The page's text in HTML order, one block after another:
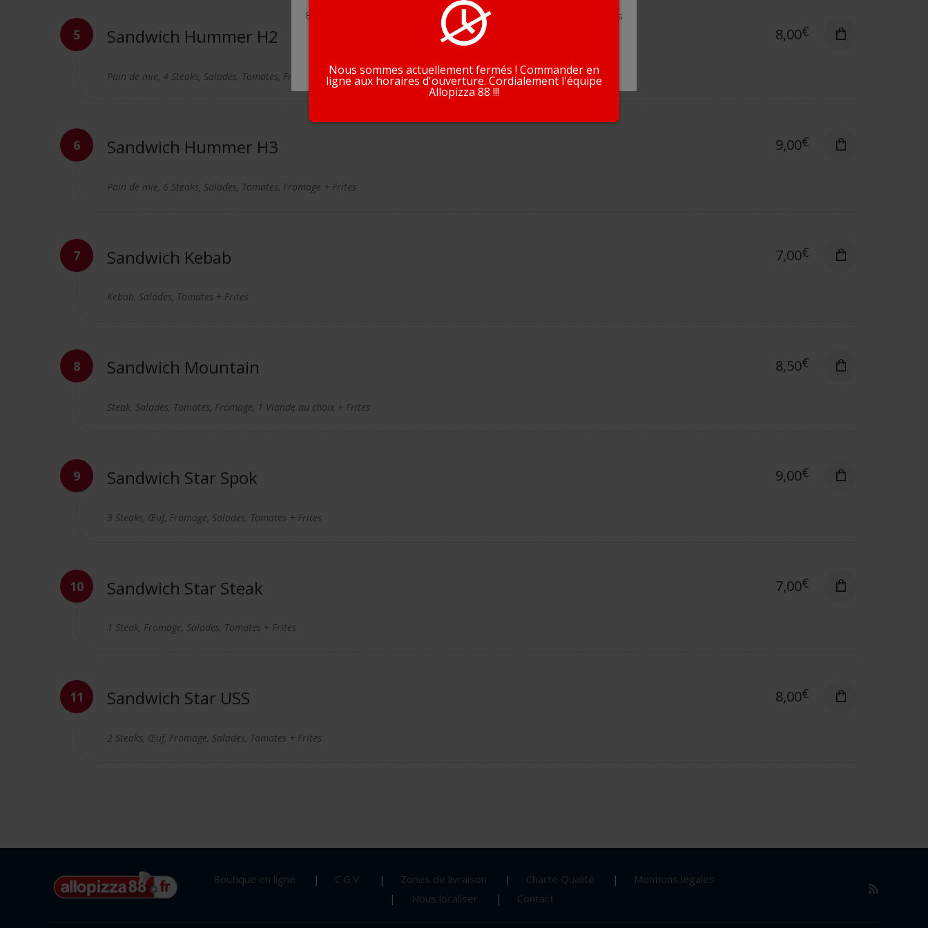
Sandwich Hummer H2
Pain de mie, 4 Steaks, Salades, Tomates, Fromage + Frites
8,00€
Sandwich Hummer H3
Pain de mie, 6 Steaks, Salades, Tomates, Fromage + Frites
9,00€
Sandwich Kebab
Kebab, Salades, Tomates + Frites
7,00€
Sandwich Mountain
Steak, Salades, Tomates, Fromage, 1 Viande au choix + Frites
8,50€
Sandwich Star Spok
3 Steaks, Œuf, Fromage, Salades, Tomates + Frites
9,00€
Sandwich Star Steak
1 Steak, Fromage, Salades, Tomates + Frites
7,00€
Sandwich Star USS
2 Steaks, Œuf, Fromage, Salades, Tomates + Frites
8,00€
Boutique en ligne C.G.V. Zones de livraison Charte Qualité
Mentions légales
Nous localiser
Contact
En poursuivant la navigation, vous acceptez que nous utilisions des
cookies pour tracer votre navigation et vos préférences.
Nous sommes actuellement fermés ! Commander en
ligne aux horaires d'ouverture. Cordialement l'équipe
Allopizza 88 !!!